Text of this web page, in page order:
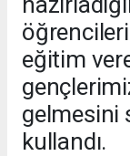
eğitim
gelmesini
kullandı.